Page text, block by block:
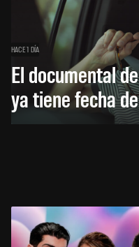
HACE 1 DÍA
El documental
ya tiene fecha